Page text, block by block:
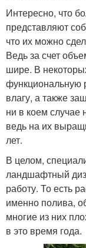
Интересно, что
представляют
что их можно
Ведь за счет
шире. В
функциональную
влагу, а также
ни в коем случае
ведь на их
лет.
В целом,
ландшафтный
работу. То есть
именно полива,
многие из них
в это время года.